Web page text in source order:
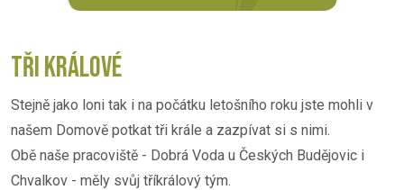
TŘI KRÁLOVÉ
Stejně jako loni tak i na počátku letošního roku jste mohli v
našem Domově potkat tři krále a zazpívat si s nimi.
Obě naše pracoviště - Dobrá Voda u Českých Budějovic i
Chvalkov - měly svůj tříkrálový tým.